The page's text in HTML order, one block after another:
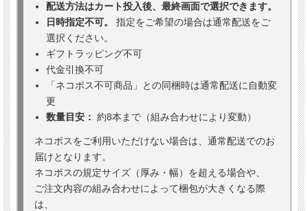
配送方法はカート投入後、最終画面で選択できます。
日時指定不可。
指定をご希望の場合は通常配送をご
選択ください。
ギフトラッピング不可
代金引換不可
「ネコポス不可商品」との同梱時は通常配送に自動変
更
数量目安： 約8本まで（組み合わせにより変動）
ネコポスをご利用いただけない場合は、通常配送でのお
届けとなります。
ネコポスの規定サイズ（厚み・幅）を超える場合や、
ご注文内容の組み合わせによって梱包が大きくなる際
は、